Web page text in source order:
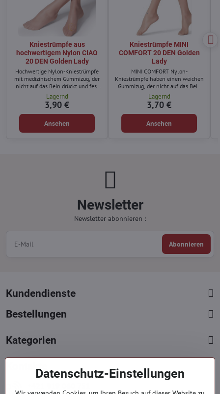
Kniestrümpfe aus
hochwertigem Nylon CIAO
20 DEN Golden Lady
Hochwertige Nylon-Kniestrümpfe
mit medizinischem Gummizug, der
nicht auf das Bein drückt und fest
hält.
Lagernd
3,90 €
Ansehen
Kniestrümpfe MINI
COMFORT 20 DEN Golden
Lady
MINI COMFORT Nylon-
Kniestrümpfe haben einen weichen
Gummizug, der nicht auf das Bein
drückt.
Lagernd
3,70 €
Ansehen
Newsletter
Newsletter abonnieren :
Abonnieren
Kundendienste
Bestellungen
Kategorien
KontakteDatenschutz-Einstellungen